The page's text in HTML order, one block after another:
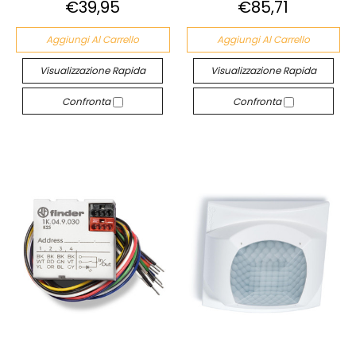
€39,95
Aggiungi Al Carrello
Visualizzazione Rapida
Confronta
€85,71
Aggiungi Al Carrello
Visualizzazione Rapida
Confronta